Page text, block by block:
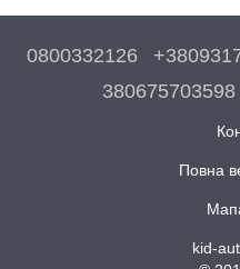
0800332126
380675703598
Повна
kid-